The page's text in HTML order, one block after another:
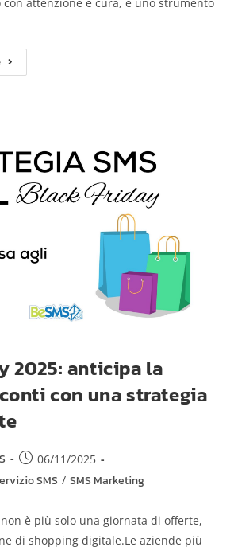
2025: anticipa la
con una strategia
06/11/2025
SMS / SMS Marketing
è più solo una giornata di offerte,
di shopping digitale.Le aziende più